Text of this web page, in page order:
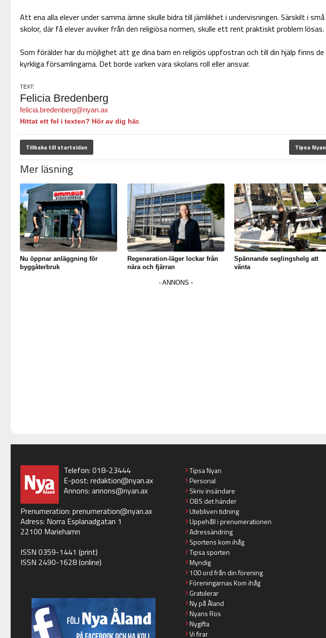
Att ena alla elever under samma ämne skulle bidra till jämlikhet i undervisningen. Särskilt i små
skolor, där få elever avviker från den religiösa normen, skulle ett rent praktiskt problem lösas.
Som förälder har du möjlighet att ge dina barn en religiös uppfostran och till din hjälp finns de
kyrkliga församlingarna. Det borde varken vara skolans roll eller ansvar.
TEXT:
Felicia Bredenberg
felicia.bredenberg@nyan.ax
Hittat ett fel i texten? Hör av dig här.
Tillbaka till startsidan Tipsa Nyan
Mer läsning
Nu öppnar anläggning för
byggåterbruk
Regeneration-läger lockar från
nära och fjärran
Spännande seglingshelg att
vänta
Telefon: 018-23444
E-post: redaktion@nyan.ax
Annons: annons@nyan.ax
Prenumeration: prenumeration@nyan.ax
Adress: Norra Esplanadgatan 1
22100 Mariehamn
ISSN 0359-1441 (print)
ISSN 2490-1628 (online)
Tipsa Nyan
Personal
Skriv insändare
OBS det händer
Utebliven tidning
Uppehåll i prenumerationen
Adressändring
Sportens kom ihåg
Tipsa sporten
Myndig
100 ord från din förening
Föreningarnas Kom ihåg
Gratulerar
Ny på Åland
Nyans Ros
Nygifta
Vi firar